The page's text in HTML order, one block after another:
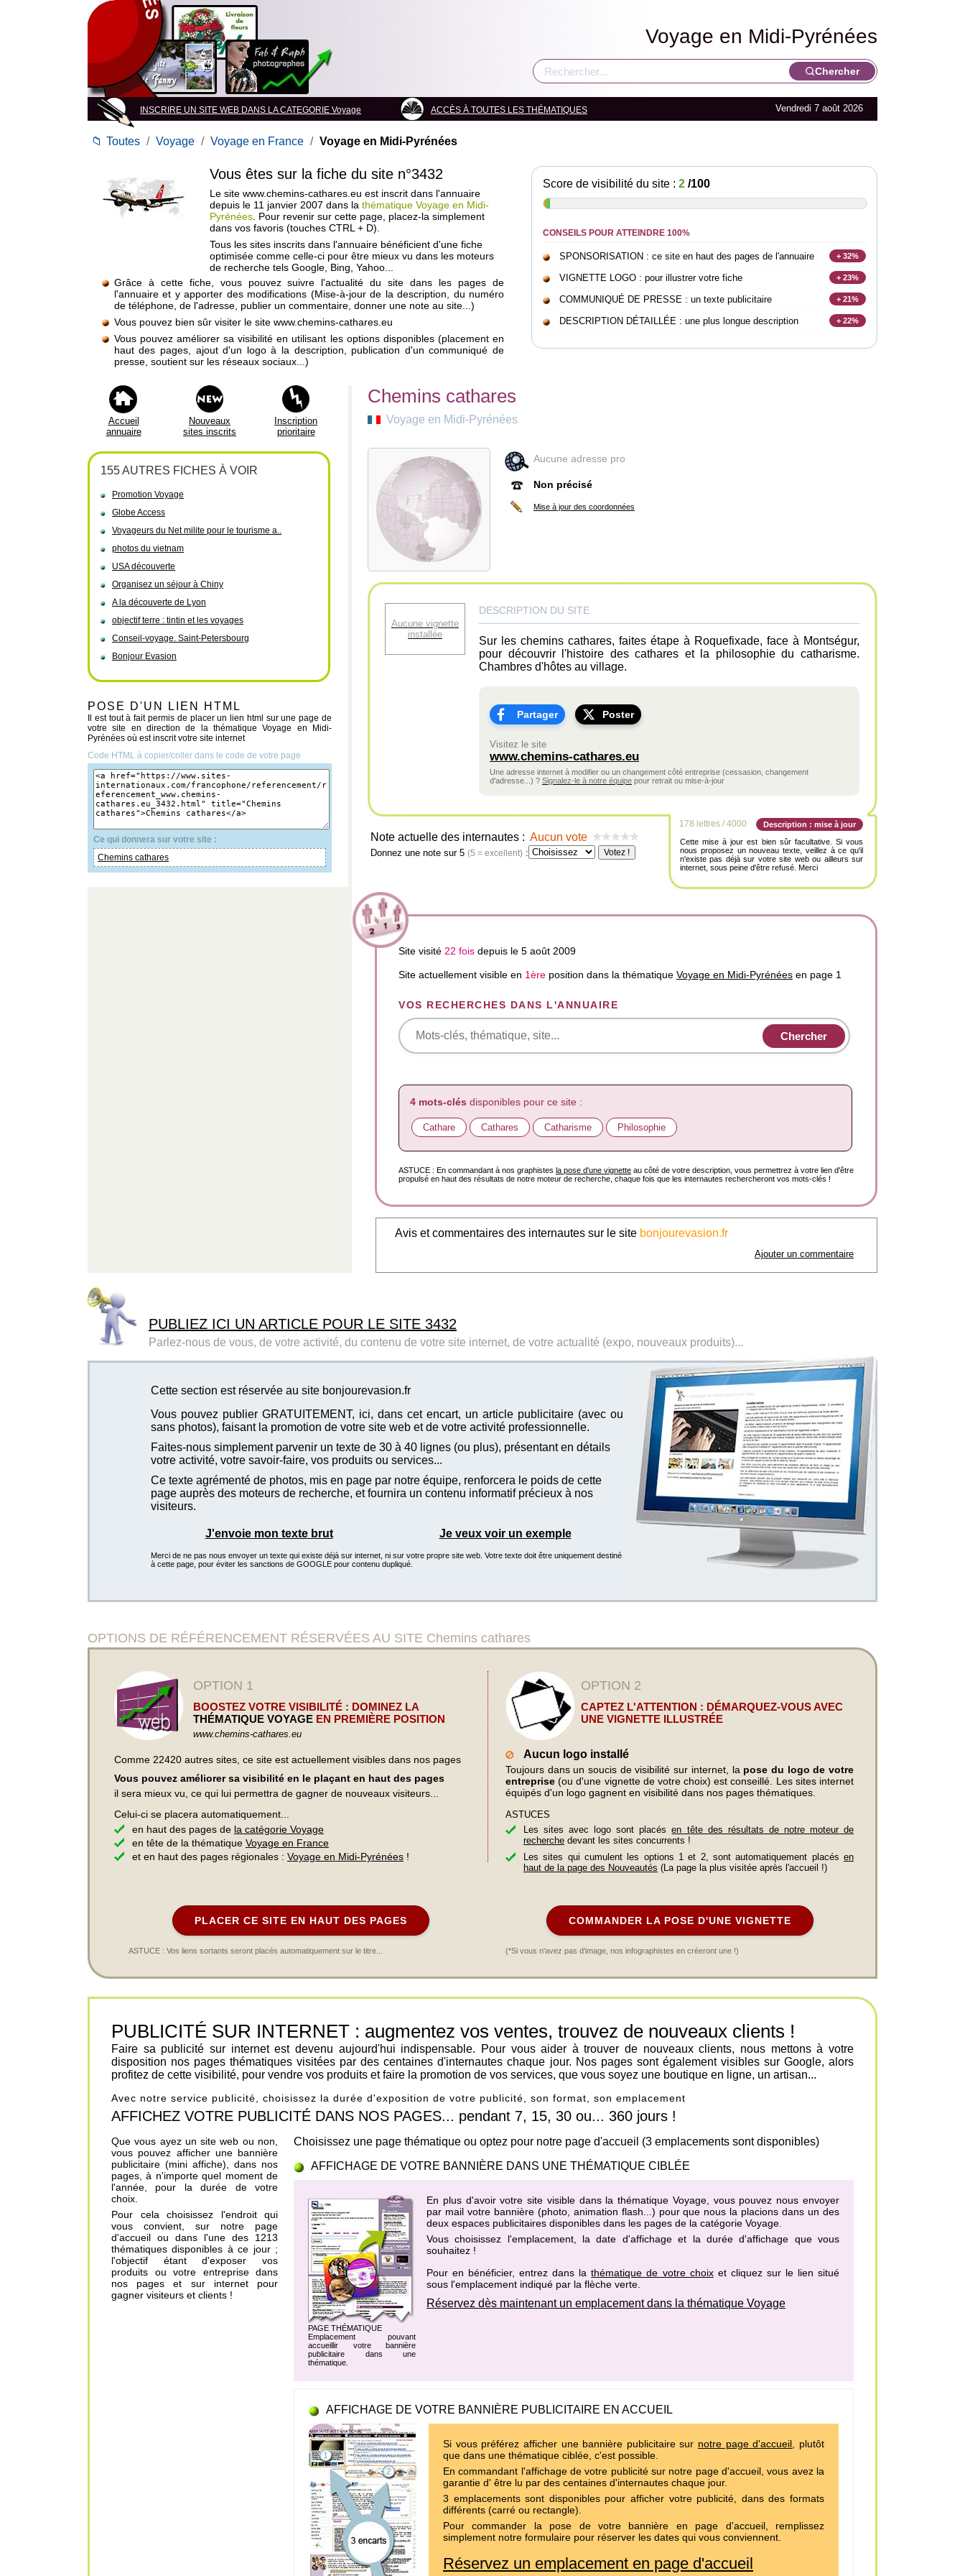
Voyage en Midi-Pyrénées
Chercher
INSCRIRE UN SITE WEB DANS LA CATEGORIE Voyage ACCÈS À TOUTES LES THÉMATIQUES Vendredi 7 août 2026
📁 Toutes / Voyage / Voyage en France / Voyage en Midi-Pyrénées
Vous êtes sur la fiche du site n°3432
Le site www.chemins-cathares.eu est inscrit dans l'annuaire
depuis le 11 janvier 2007 dans la thématique Voyage en Midi-
Pyrénées . Pour revenir sur cette page, placez-la simplement
dans vos favoris (touches CTRL + D).
Tous les sites inscrits dans l'annuaire bénéficient d'une fiche
optimisée comme celle-ci pour être mieux vu dans les moteurs
de recherche tels Google, Bing, Yahoo...
Grâce à cette fiche, vous pouvez suivre l'actualité du site dans les pages de
l'annuaire et y apporter des modifications (Mise-à-jour de la description, du numéro
de téléphone, de l'adresse, publier un commentaire, donner une note au site...)
Vous pouvez bien sûr visiter le site www.chemins-cathares.eu
Vous pouvez améliorer sa visibilité en utilisant les options disponibles (placement en
haut des pages, ajout d'un logo à la description, publication d'un communiqué de
presse, soutient sur les réseaux sociaux...)
Score de visibilité du site : 2 /100
CONSEILS POUR ATTEINDRE 100%
SPONSORISATION : ce site en haut des pages de l'annuaire + 32%
VIGNETTE LOGO : pour illustrer votre fiche + 23%
COMMUNIQUÉ DE PRESSE : un texte publicitaire + 21%
DESCRIPTION DÉTAILLÉE : une plus longue description + 22%
Accueil
annuaire
Nouveaux
sites inscrits
Inscription
prioritaire
155 AUTRES FICHES À VOIR
Promotion Voyage
Globe Access
Voyageurs du Net milite pour le tourisme a..
photos du vietnam
USA découverte
Organisez un séjour à Chiny
A la découverte de Lyon
objectif terre : tintin et les voyages
Conseil-voyage. Saint-Petersbourg
Bonjour Evasion
POSE D'UN LIEN HTML
Il est tout à fait permis de placer un lien html sur une page de
votre site en direction de la thématique Voyage en Midi-
Pyrénées où est inscrit votre site internet
Code HTML à copier/coller dans le code de votre page
Ce qui donnera sur votre site :
Chemins cathares
Chemins cathares
Voyage en Midi-Pyrénées
Aucune adresse pro
Non précisé
Mise à jour des coordonnées
Aucune vignette
installée
DESCRIPTION DU SITE
Sur les chemins cathares, faites étape à Roquefixade, face à Montségur,
pour découvrir l'histoire des cathares et la philosophie du catharisme.
Chambres d'hôtes au village.
Partager Poster
Visitez le site
www.chemins-cathares.eu
Une adresse internet à modifier ou un changement côté entreprise (cessasion, changement
d'adresse...) ? Signalez-le à notre équipe pour retrait ou mise-à-jour
Note actuelle des internautes : Aucun vote
Donnez une note sur 5 (5 = excellent) :
178 lettres / 4000
Description : mise à jour
Cette mise à jour est bien sûr facultative. Si vous
nous proposez un nouveau texte, veillez à ce qu'il
n'existe pas déjà sur votre site web ou ailleurs sur
internet, sous peine d'être refusé. Merci
Site visité 22 fois depuis le 5 août 2009
Site actuellement visible en 1ère position dans la thématique Voyage en Midi-Pyrénées en page 1
VOS RECHERCHES DANS L'ANNUAIRE
4 mots-clés disponibles pour ce site :
Cathare Cathares Catharisme Philosophie
ASTUCE : En commandant à nos graphistes la pose d'une vignette au côté de votre description, vous permettrez à votre lien d'être
propulsé en haut des résultats de notre moteur de recherche, chaque fois que les internautes rechercheront vos mots-clés !
Avis et commentaires des internautes sur le site bonjourevasion.fr
Ajouter un commentaire
PUBLIEZ ICI UN ARTICLE POUR LE SITE 3432
Parlez-nous de vous, de votre activité, du contenu de votre site internet, de votre actualité (expo, nouveaux produits)...
Cette section est réservée au site bonjourevasion.fr
Vous pouvez publier GRATUITEMENT, ici, dans cet encart, un article publicitaire (avec ou
sans photos), faisant la promotion de votre site web et de votre activité professionnelle.
Faites-nous simplement parvenir un texte de 30 à 40 lignes (ou plus), présentant en détails
votre activité, votre savoir-faire, vos produits ou services...
Ce texte agrémenté de photos, mis en page par notre équipe, renforcera le poids de cette
page auprès des moteurs de recherche, et fournira un contenu informatif précieux à nos
visiteurs.
J'envoie mon texte brut Je veux voir un exemple
Merci de ne pas nous envoyer un texte qui existe déjà sur internet, ni sur votre propre site web. Votre texte doit être uniquement destiné
à cette page, pour éviter les sanctions de GOOGLE pour contenu dupliqué.
OPTIONS DE RÉFÉRENCEMENT RÉSERVÉES AU SITE Chemins cathares
OPTION 1
BOOSTEZ VOTRE VISIBILITÉ : DOMINEZ LA
THÉMATIQUE VOYAGE EN PREMIÈRE POSITION
www.chemins-cathares.eu
Comme 22420 autres sites, ce site est actuellement visibles dans nos pages
Vous pouvez améliorer sa visibilité en le plaçant en haut des pages
il sera mieux vu, ce qui lui permettra de gagner de nouveaux visiteurs...
Celui-ci se placera automatiquement...
en haut des pages de la catégorie Voyage
en tête de la thématique Voyage en France
et en haut des pages régionales : Voyage en Midi-Pyrénées !
OPTION 2
CAPTEZ L'ATTENTION : DÉMARQUEZ-VOUS AVEC
UNE VIGNETTE ILLUSTRÉE
Aucun logo installé
Toujours dans un soucis de visibilité sur internet, la pose du logo de votre
entreprise (ou d'une vignette de votre choix) est conseillé. Les sites internet
équipés d'un logo gagnent en visibilité dans nos pages thématiques.
ASTUCES
Les sites avec logo sont placésen tête des résultats de notre moteur de
recherche devant les sites concurrents !
Les sites qui cumulent les options 1 et 2, sont automatiquement placés en
haut de la page des Nouveautés (La page la plus visitée après l'accueil !)
PLACER CE SITE EN HAUT DES PAGES
ASTUCE : Vos liens sortants seront placés automatiquement sur le titre...
COMMANDER LA POSE D'UNE VIGNETTE
(*Si vous n'avez pas d'image, nos infographistes en créeront une !)
PUBLICITÉ SUR INTERNET : augmentez vos ventes, trouvez de nouveaux clients !
Faire sa publicité sur internet est devenu aujourd'hui indispensable. Pour vous aider à trouver de nouveaux clients, nous mettons à votre
disposition nos pages thématiques visitées par des centaines d'internautes chaque jour. Nos pages sont également visibles sur Google, alors
profitez de cette visibilité, pour vendre vos produits et faire la promotion de vos services, que vous soyez une boutique en ligne, un artisan...
Avec notre service publicité, choisissez la durée d'exposition de votre publicité, son format, son emplacement
AFFICHEZ VOTRE PUBLICITÉ DANS NOS PAGES... pendant 7, 15, 30 ou... 360 jours !
Que vous ayez un site web ou non,
vous pouvez afficher une bannière
publicitaire (mini affiche), dans nos
pages, à n'importe quel moment de
l'année, pour la durée de votre
choix.
Pour cela choisissez l'endroit qui
vous convient, sur notre page
d'accueil ou dans l'une des 1213
thématiques disponibles à ce jour ;
l'objectif étant d'exposer vos
produits ou votre entreprise dans
nos pages et sur internet pour
gagner visiteurs et clients !
Choisissez une page thématique ou optez pour notre page d'accueil (3 emplacements sont disponibles)
AFFICHAGE DE VOTRE BANNIÈRE DANS UNE THÉMATIQUE CIBLÉE
PAGE THÉMATIQUE
Emplacement pouvant
accueillir votre bannière
publicitaire dans une
thématique.
En plus d'avoir votre site visible dans la thématique Voyage, vous pouvez nous envoyer
par mail votre bannière (photo, animation flash...) pour que nous la placions dans un des
deux espaces publicitaires disponibles dans les pages de la catégorie Voyage
Vous choisissez l'emplacement, la date d'affichage et la durée d'affichage que vous
souhaitez !
Pour en bénéficier, entrez dans lathématique de votre choixet cliquez sur le lien situé
sous l'emplacement indiqué par la flèche verte.
Réservez dès maintenant un emplacement dans la thématique Voyage
AFFICHAGE DE VOTRE BANNIÈRE PUBLICITAIRE EN ACCUEIL
Si vous préférez afficher une bannière publicitaire sur notre page d'accueil , plutôt
que dans une thématique ciblée, c'est possible.
En commandant l'affichage de votre publicité sur notre page d'accueil, vous avez la
garantie d' être lu par des centaines d'internautes chaque jour.
3 emplacements sont disponibles pour afficher votre publicité, dans des formats
différents (carré ou rectangle).
Pour commander la pose de votre bannière en page d'accueil, remplissez
simplement notre formulaire pour réserver les dates qui vous conviennent.
Réservez un emplacement en page d'accueil